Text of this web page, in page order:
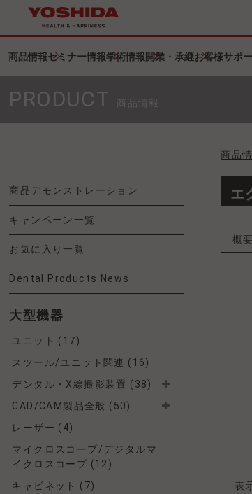
商品情報セミナー情報学術情報開業・承継お客様サポ
PRODUCT 商品情報
商品デモンストレーション
キャンペーン一覧
お気に入り一覧
Dental Products News
大型機器
ユニット (17)
スツール/ユニット関連 (16)
デンタル・X線撮影装置 (38)
CAD/CAM製品全般 (50)
レーザー (4)
マイクロスコープ/デジタルマ
イクロスコープ (12)
キャビネット (7)
商品
エ
概要
表